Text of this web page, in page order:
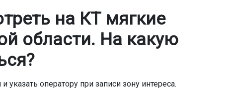
на КТ мягкие
области. На какую
оператору при записи зону интереса.